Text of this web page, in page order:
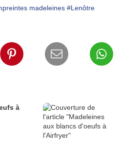
madeleines #Lenôtre
à